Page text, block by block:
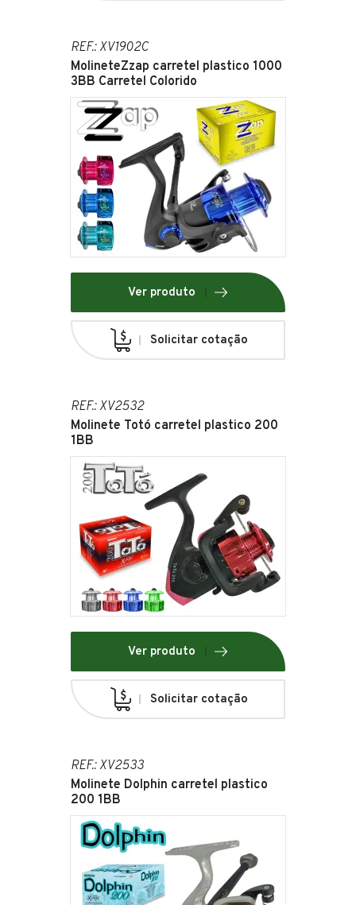
REF.: XV1902C
MolineteZzap carretel plastico 1000
3BB Carretel Colorido
Ver produto
Solicitar cotação
REF.: XV2532
Molinete Totó carretel plastico 200
1BB
Ver produto
Solicitar cotação
REF.: XV2533
Molinete Dolphin carretel plastico
200 1BB